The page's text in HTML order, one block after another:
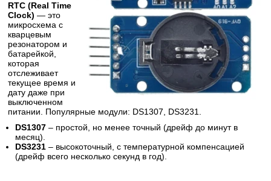
RTC (Real Time
Clock) — это
микросхема с
кварцевым
резонатором и
батарейкой,
которая
отслеживает
текущее время и
дату даже при
выключенном
питании. Популярные модули: DS1307, DS3231.
DS1307 – простой, но менее точный (дрейф до минут в
месяц).
DS3231 – высокоточный, с температурной компенсацией
(дрейф всего несколько секунд в год).